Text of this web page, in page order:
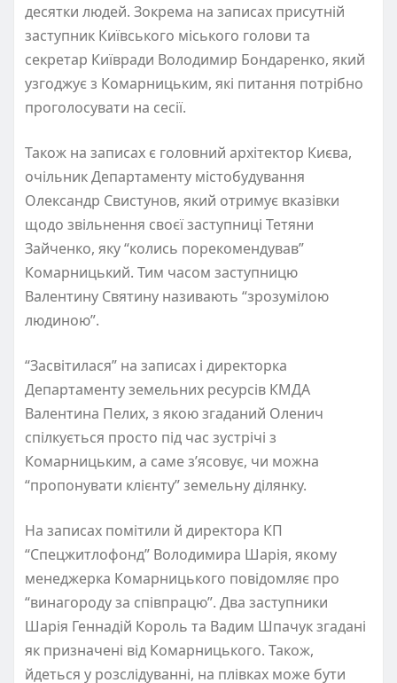
десятки людей. Зокрема на записах присутній
заступник Київського міського голови та
секретар Київради Володимир Бондаренко, який
узгоджує з Комарницьким, які питання потрібно
проголосувати на сесії.
Також на записах є головний архітектор Києва,
очільник Департаменту містобудування
Олександр Свистунов, який отримує вказівки
щодо звільнення своєї заступниці Тетяни
Зайченко, яку “колись порекомендував”
Комарницький. Тим часом заступницю
Валентину Святину називають “зрозумілою
людиною”.
“Засвітилася” на записах і директорка
Департаменту земельних ресурсів КМДА
Валентина Пелих, з якою згаданий Оленич
спілкується просто під час зустрічі з
Комарницьким, а саме з’ясовує, чи можна
“пропонувати клієнту” земельну ділянку.
На записах помітили й директора КП
“Спецжитлофонд” Володимира Шарія, якому
менеджерка Комарницького повідомляє про
“винагороду за співпрацю”. Два заступники
Шарія Геннадій Король та Вадим Шпачук згадані
як призначені від Комарницького. Також,
йдеться у розслідуванні, на плівках може бути